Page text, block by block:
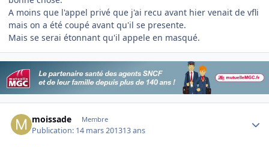
A moins que l'appel privé que j'ai recu avant hier venait de vfli
mais on a été coupé avant qu'il se presente.
Mais se serai étonnant qu'il appele en masqué.
moissade Membre
Publication: 14 mars 201313 ans